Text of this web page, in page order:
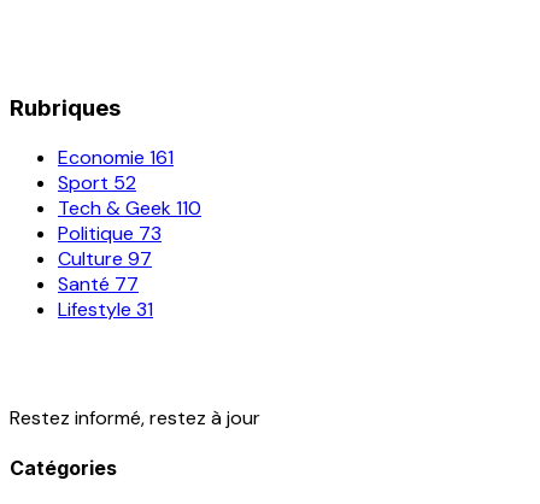
Rubriques
Economie 161
Sport 52
Tech & Geek110
Politique 73
Culture 97
Santé 77
Lifestyle 31
Restez informé, restez à jour
Catégories